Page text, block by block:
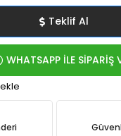
Teklif Al
WHATSAPP İLE SİPARİŞ